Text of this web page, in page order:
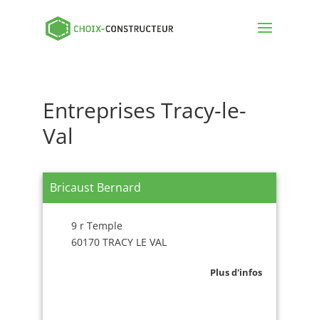
Entreprises Tracy-le-
Val
Bricaust Bernard
9 r Temple
60170 TRACY LE VAL
Plus d'infos